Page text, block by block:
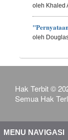
oleh Khaled
oleh
Hak Terbit ©
Semua Hak
MENU NAVIGASI